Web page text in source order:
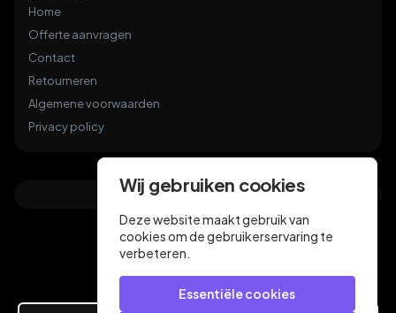
Home
Offerte aanvragen
Contact
Retourneren
Algemene voorwaarden
Privacy policy
Wij gebruiken cookies
Deze website maakt gebruik van
cookies om de gebruikerservaring te
verbeteren.
Essentiële cookies